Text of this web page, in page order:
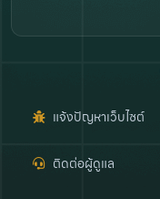
แจ้งปัญหาเว็บไซต์
ติดต่อผู้ดูแล